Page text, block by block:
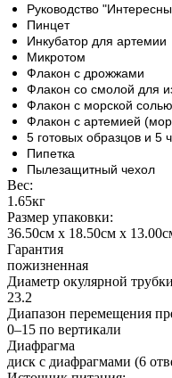
Руководство
Пинцет
Инкубатор для артемии
Микротом
Флакон с дрожжами
Флакон со смолой для
Флакон с морской солью
Флакон с артемией
5 готовых образцов и 5
Пипетка
Пылезащитный чехол
Вес:
1.65кг
Размер упаковки:
36.50см x 18.50см x
Гарантия
пожизненная
Диаметр окулярной
23.2
Диапазон перемещения
0–15 по вертикали
Диафрагма
диск с диафрагмами (6